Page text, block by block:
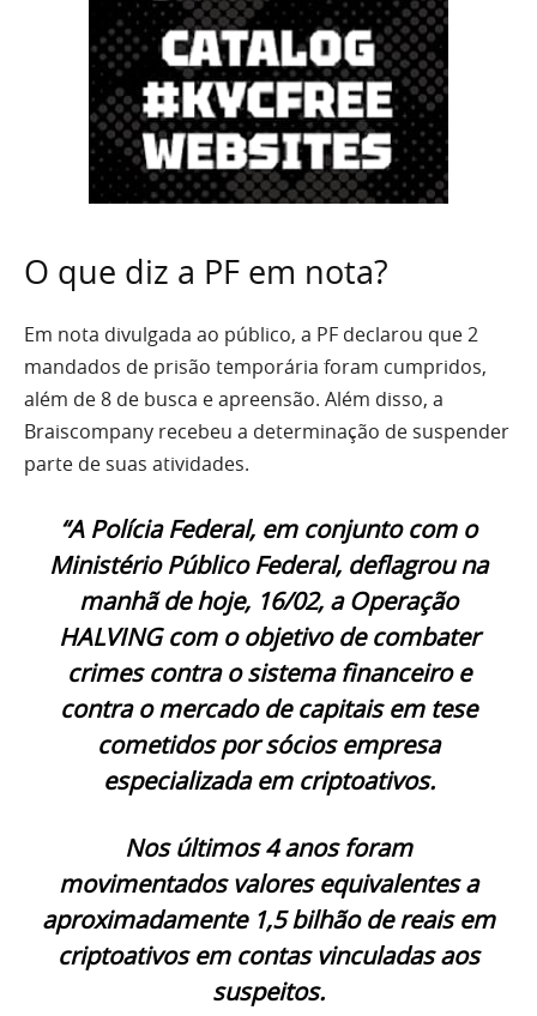
O que diz a PF em nota?
Em nota divulgada ao público, a PF declarou que 2
mandados de prisão temporária foram cumpridos,
além de 8 de busca e apreensão. Além disso, a
Braiscompany recebeu a determinação de suspender
parte de suas atividades.
“A Polícia Federal, em conjunto com o
Ministério Público Federal, deflagrou na
manhã de hoje, 16/02, a Operação
HALVING com o objetivo de combater
crimes contra o sistema financeiro e
contra o mercado de capitais em tese
cometidos por sócios empresa
especializada em criptoativos.
Nos últimos 4 anos foram
movimentados valores equivalentes a
aproximadamente 1,5 bilhão de reais em
criptoativos em contas vinculadas aos
suspeitos.